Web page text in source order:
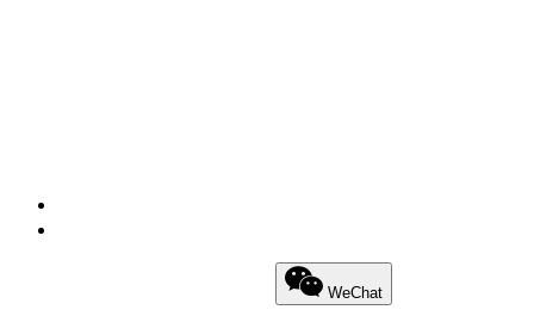
WeChat